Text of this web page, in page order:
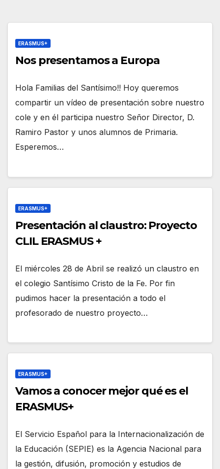
ERASMUS+
Nos presentamos a Europa
Hola Familias del Santísimo!! Hoy queremos
compartir un vídeo de presentación sobre nuestro
cole y en él participa nuestro Señor Director, D.
Ramiro Pastor y unos alumnos de Primaria.
Esperemos…
ERASMUS+
Presentación al claustro: Proyecto
CLIL ERASMUS +
El miércoles 28 de Abril se realizó un claustro en
el colegio Santísimo Cristo de la Fe. Por fin
pudimos hacer la presentación a todo el
profesorado de nuestro proyecto…
ERASMUS+
Vamos a conocer mejor qué es el
ERASMUS+
El Servicio Español para la Internacionalización de
la Educación (SEPIE) es la Agencia Nacional para
la gestión, difusión, promoción y estudios de